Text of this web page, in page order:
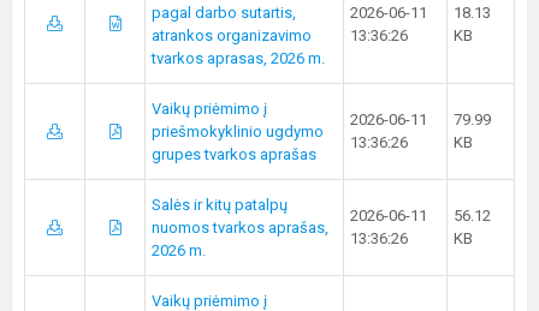
pagal darbo sutartis,
atrankos organizavimo
tvarkos aprasas, 2026 m.
2026-06-11
13:36:26
18.13
KB
Vaikų priėmimo į
priešmokyklinio ugdymo
grupes tvarkos aprašas
2026-06-11
13:36:26
79.99
KB
Salės ir kitų patalpų
nuomos tvarkos aprašas,
2026 m.
2026-06-11
13:36:26
56.12
KB
Vaikų priėmimo į